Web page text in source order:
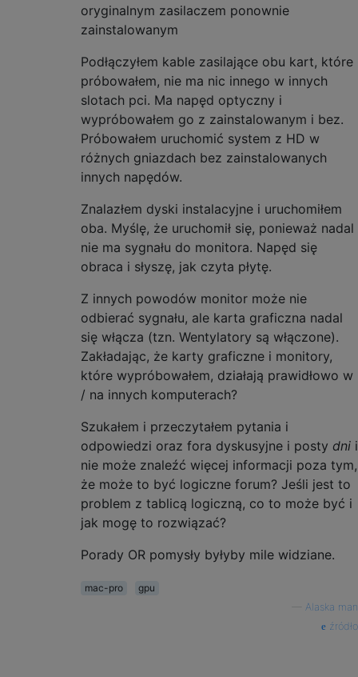
oryginalnym zasilaczem ponownie
zainstalowanym
Podłączyłem kable zasilające obu kart, które
próbowałem, nie ma nic innego w innych
slotach pci. Ma napęd optyczny i
wypróbowałem go z zainstalowanym i bez.
Próbowałem uruchomić system z HD w
różnych gniazdach bez zainstalowanych
innych napędów.
Znalazłem dyski instalacyjne i uruchomiłem
oba. Myślę, że uruchomił się, ponieważ nadal
nie ma sygnału do monitora. Napęd się
obraca i słyszę, jak czyta płytę.
Z innych powodów monitor może nie
odbierać sygnału, ale karta graficzna nadal
się włącza (tzn. Wentylatory są włączone).
Zakładając, że karty graficzne i monitory,
które wypróbowałem, działają prawidłowo w
/ na innych komputerach?
Szukałem i przeczytałem pytania i
odpowiedzi oraz fora dyskusyjne i posty dni i
nie może znaleźć więcej informacji poza tym,
że może to być logiczne forum? Jeśli jest to
problem z tablicą logiczną, co to może być i
jak mogę to rozwiązać?
Porady OR pomysły byłyby mile widziane.
mac-pro
gpu
Alaska man
źródło